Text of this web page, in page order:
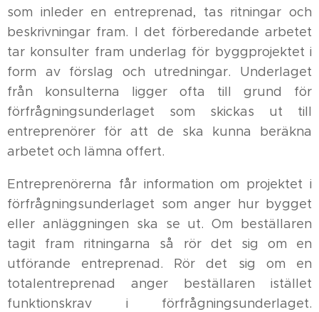
som inleder en entreprenad, tas ritningar och
beskrivningar fram. I det förberedande arbetet
tar konsulter fram underlag för byggprojektet i
form av förslag och utredningar. Underlaget
från konsulterna ligger ofta till grund för
förfrågningsunderlaget som skickas ut till
entreprenörer för att de ska kunna beräkna
arbetet och lämna offert.
Entreprenörerna får information om projektet i
förfrågningsunderlaget som anger hur bygget
eller anläggningen ska se ut. Om beställaren
tagit fram ritningarna så rör det sig om en
utförande entreprenad. Rör det sig om en
totalentreprenad anger beställaren istället
funktionskrav i förfrågningsunderlaget.